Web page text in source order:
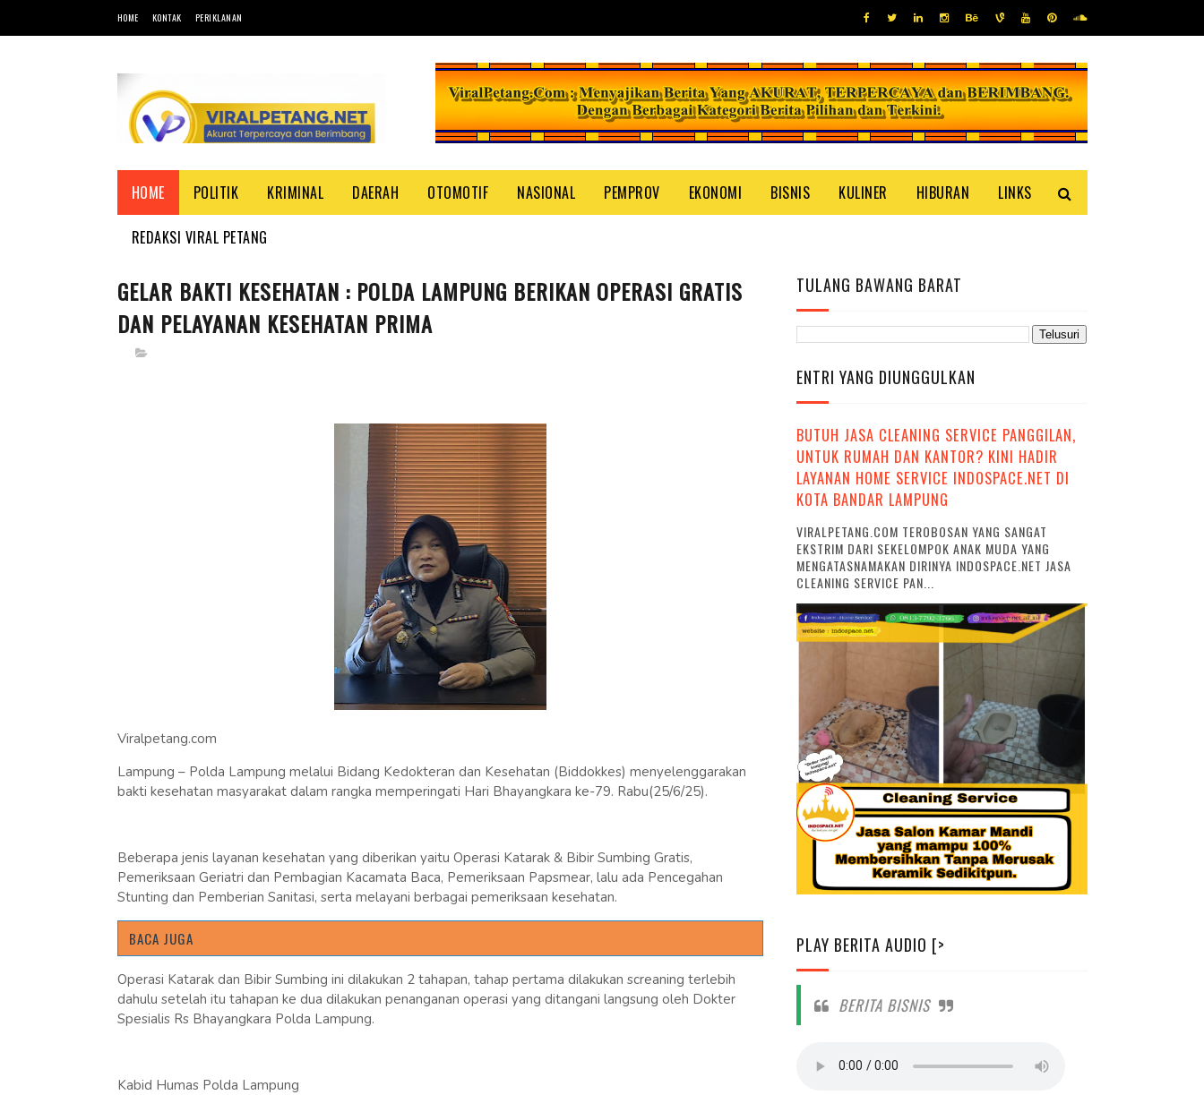
HOME KONTAK PERIKLANAN
HOME POLITIK KRIMINAL DAERAH OTOMOTIF NASIONAL PEMPROV EKONOMI BISNIS KULINER HIBURAN LINKS
REDAKSI VIRAL PETANG
GELAR BAKTI KESEHATAN : POLDA LAMPUNG BERIKAN OPERASI GRATIS
DAN PELAYANAN KESEHATAN PRIMA
Viralpetang.com
Lampung – Polda Lampung melalui Bidang Kedokteran dan Kesehatan (Biddokkes) menyelenggarakan
bakti kesehatan masyarakat dalam rangka memperingati Hari Bhayangkara ke-79. Rabu(25/6/25).
Beberapa jenis layanan kesehatan yang diberikan yaitu Operasi Katarak & Bibir Sumbing Gratis,
Pemeriksaan Geriatri dan Pembagian Kacamata Baca, Pemeriksaan Papsmear, lalu ada Pencegahan
Stunting dan Pemberian Sanitasi, serta melayani berbagai pemeriksaan kesehatan.
BACA JUGA
Operasi Katarak dan Bibir Sumbing ini dilakukan 2 tahapan, tahap pertama dilakukan screaning terlebih
dahulu setelah itu tahapan ke dua dilakukan penanganan operasi yang ditangani langsung oleh Dokter
Spesialis Rs Bhayangkara Polda Lampung.
Kabid Humas Polda Lampung
TULANG BAWANG BARAT
ENTRI YANG DIUNGGULKAN
BUTUH JASA CLEANING SERVICE PANGGILAN,
UNTUK RUMAH DAN KANTOR? KINI HADIR
LAYANAN HOME SERVICE INDOSPACE.NET DI
KOTA BANDAR LAMPUNG
VIRALPETANG.COM TEROBOSAN YANG SANGAT
EKSTRIM DARI SEKELOMPOK ANAK MUDA YANG
MENGATASNAMAKAN DIRINYA INDOSPACE.NET JASA
CLEANING SERVICE PAN...
PLAY BERITA AUDIO [>
BERITA BISNIS